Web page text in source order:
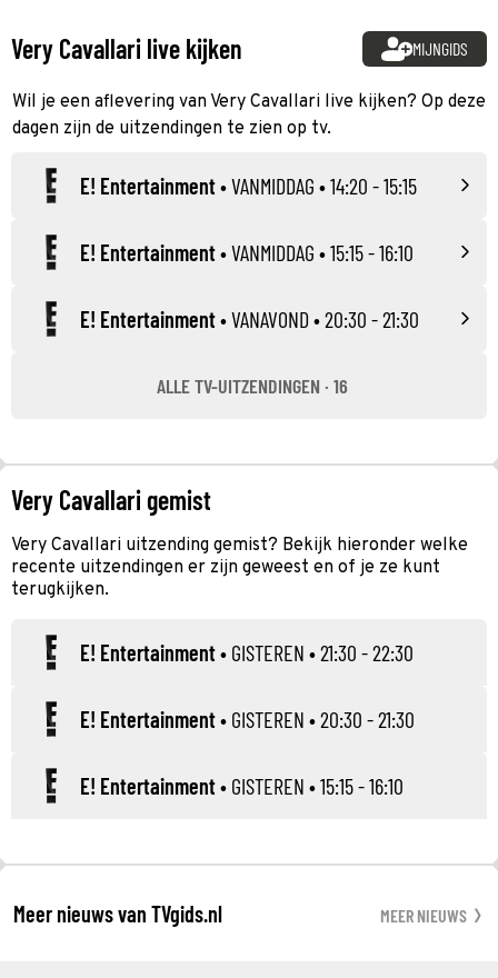
Very Cavallari live kijken MIJNGIDS
Wil je een aflevering van Very Cavallari live kijken? Op deze
dagen zijn de uitzendingen te zien op tv.
E! Entertainment•VANMIDDAG • 14:20 - 15:15
E! Entertainment•VANMIDDAG • 15:15 - 16:10
E! Entertainment•VANAVOND • 20:30 - 21:30
ALLE TV-UITZENDINGEN · 16
Very Cavallari gemist
Very Cavallari uitzending gemist? Bekijk hieronder welke
recente uitzendingen er zijn geweest en of je ze kunt
terugkijken.
E! Entertainment• GISTEREN • 21:30 - 22:30
E! Entertainment• GISTEREN • 20:30 - 21:30
E! Entertainment• GISTEREN • 15:15 - 16:10
Meer nieuws van TVgids.nl MEER NIEUWS